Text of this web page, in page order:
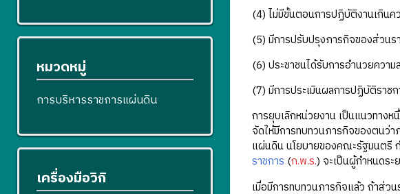
(4) ไม่มีขั้นตอนการปฏิบัติงานเกินค
(5) มีการปรับปรุงภารกิจของส่วน
(6) ประชาชนได้รับการอำนวยควา
(7) มีการประเมินผลการปฏิบัติราช
การยุบเลิกหน่วยงาน เป็นแนวทาง
จัดให้มีการทบทวนภารกิจของตนว่
แผ่นดิน นโยบายของคณะรัฐมนตรี
ราชการ (ก.พ.ร.) จะเป็นผู้กำหนดระ
เมื่อมีการทบทวนภารกิจแล้ว ถ้าส่ว
หมวดหมู่
การบริหารราชการแผ่นดิน
เครื่องมือวิกิ